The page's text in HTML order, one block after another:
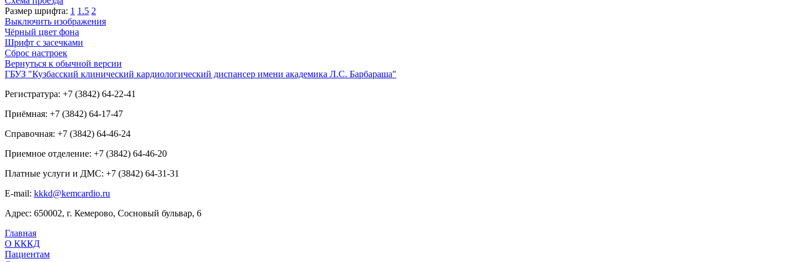
Размер шрифта: 1 1.5 2
Выключить изображения
Чёрный цвет фона
Шрифт с засечками
Сброс настроек
Вернуться к обычной версии
ГБУЗ "Кузбасский клинический кардиологический диспансер имени академика Л.С. Барбараша"
Регистратура: +7 (3842) 64-22-41
Приёмная: +7 (3842) 64-17-47
Справочная: +7 (3842) 64-46-24
Приемное отделение: +7 (3842) 64-46-20
Платные услуги и ДМС: +7 (3842) 64-31-31
E-mail: kkkd@kemcardio.ru
Адрес: 650002, г. Кемерово, Сосновый бульвар, 6
Главная
О КККД
Пациентам